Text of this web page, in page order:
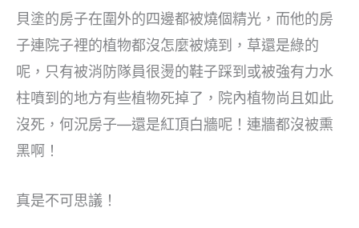
貝塗的房子在圍外的四邊都被燒個精光，而他的房
子連院子裡的植物都沒怎麼被燒到，草還是綠的
呢，只有被消防隊員很燙的鞋子踩到或被強有力水
柱噴到的地方有些植物死掉了，院內植物尚且如此
沒死，何況房子—還是紅頂白牆呢！連牆都沒被熏
黑啊！
真是不可思議！